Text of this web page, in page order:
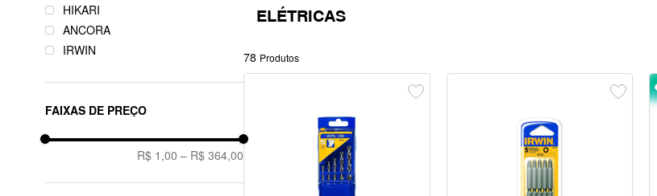
HIKARI
ANCORA
IRWIN
FAIXAS DE PREÇO
R$ 1,00 – R$ 364,00
ELÉTRICAS
78 Produtos